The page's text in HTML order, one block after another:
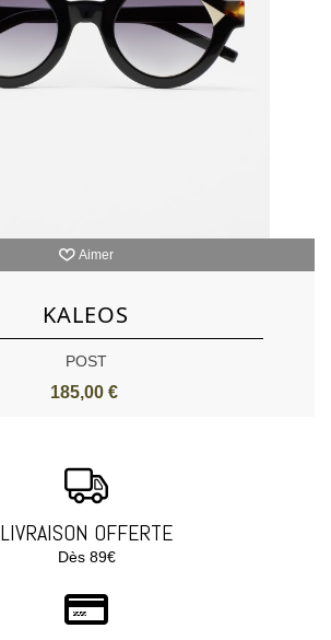
Aimer
KALEOS
POST
185,00 €
LIVRAISON OFFERTE
Dès 89€